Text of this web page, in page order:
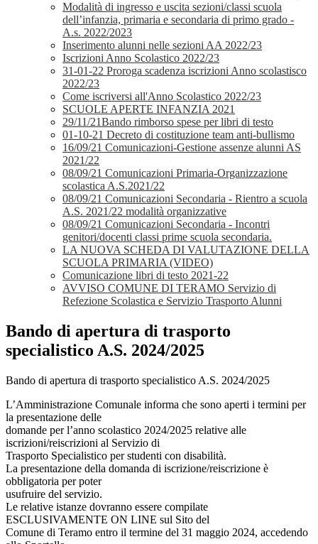
Modalità di ingresso e uscita sezioni/classi scuola
dell’infanzia, primaria e secondaria di primo grado -
A.s. 2022/2023
Inserimento alunni nelle sezioni AA 2022/23
Iscrizioni Anno Scolastico 2022/23
31-01-22 Proroga scadenza iscrizioni Anno scolastisco
2022/23
Come iscriversi all'Anno Scolastico 2022/23
SCUOLE APERTE INFANZIA 2021
29/11/21Bando rimborso spese per libri di testo
01-10-21 Decreto di costituzione team anti-bullismo
16/09/21 Comunicazioni-Gestione assenze alunni AS
2021/22
08/09/21 Comunicazioni Primaria-Organizzazione
scolastica A.S.2021/22
08/09/21 Comunicazioni Secondaria - Rientro a scuola
A.S. 2021/22 modalità organizzative
08/09/21 Comunicazioni Secondaria - Incontri
genitori/docenti classi prime scuola secondaria.
LA NUOVA SCHEDA DI VALUTAZIONE DELLA
SCUOLA PRIMARIA (VIDEO)
Comunicazione libri di testo 2021-22
AVVISO COMUNE DI TERAMO Servizio di
Refezione Scolastica e Servizio Trasporto Alunni
Bando di apertura di trasporto
specialistico A.S. 2024/2025
Bando di apertura di trasporto specialistico A.S. 2024/2025
L’Amministrazione Comunale informa che sono aperti i termini per
la presentazione delle
domande per l’anno scolastico 2024/2025 relative alle
iscrizioni/reiscrizioni al Servizio di
Trasporto Specialistico per studenti con disabilità.
La presentazione della domanda di iscrizione/reiscrizione è
obbligatoria per poter
usufruire del servizio.
Le relative istanze dovranno essere compilate
ESCLUSIVAMENTE ON LINE sul Sito del
Comune di Teramo entro il termine del 31 maggio 2024, accedendo